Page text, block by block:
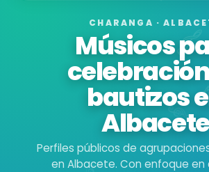
CHARANGA ·
Músicos
bautizos
Perfiles públicos de
en Albacete. Con enfoque en